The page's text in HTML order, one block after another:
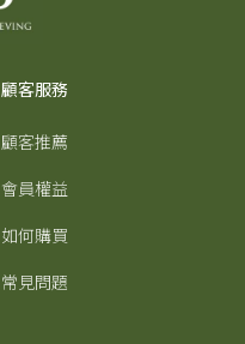
顧客服務
顧客推薦
會員權益
如何購買
常見問題